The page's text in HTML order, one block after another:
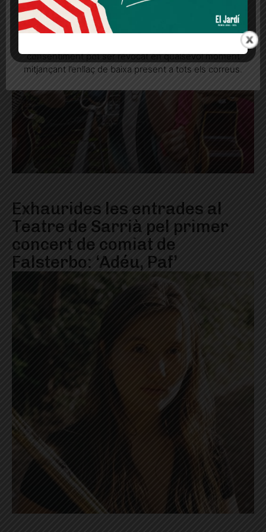
Exhaurides les entrades al
Teatre de Sarrià pel primer
concert de comiat de
Falsterbo: ‘Adéu, Paf’
Quan l’usuari crea un compte al Diari el Jardí, dona el
seu consentiment explícit per rebre comunicacions
consentiment pot ser revocat en qualsevol moment
mitjançant l’enllaç de baixa present a tots els correus.